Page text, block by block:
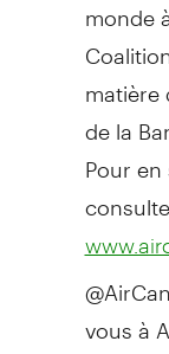
de la
Pour
vous à